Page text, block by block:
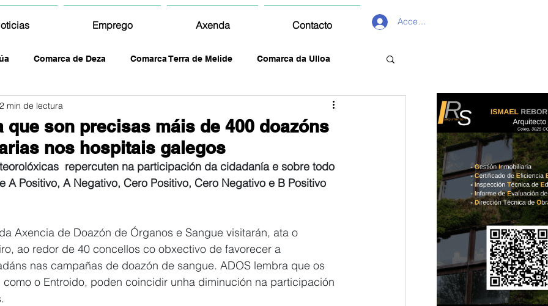
Emprego Axenda Contacto Acceder
Comarca de Deza Comarca Terra de Melide Comarca da Ulloa
que son precisas máis de 400 doazóns
nos hospitais galegos
2 min de lectura
repercuten na participación da cidadanía e sobre todo
A Positivo, A Negativo, Cero Positivo, Cero Negativo e B Positivo
Axencia de Doazón de Órganos e Sangue visitarán, ata o
ao redor de 40 concellos co obxectivo de favorecer a
nas campañas de doazón de sangue. ADOS lembra que os
o Entroido, poden coincidir unha diminución na participación